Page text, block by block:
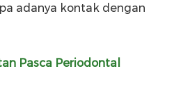
adanya kontak dengan
Pasca Periodontal